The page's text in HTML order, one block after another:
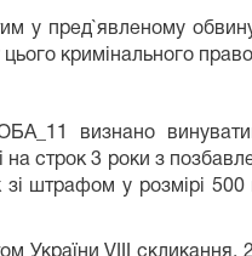
у пред`явленому
цього кримінального
визнано
строк 3 роки з
штрафом у розмірі 500
України VIII скликання,